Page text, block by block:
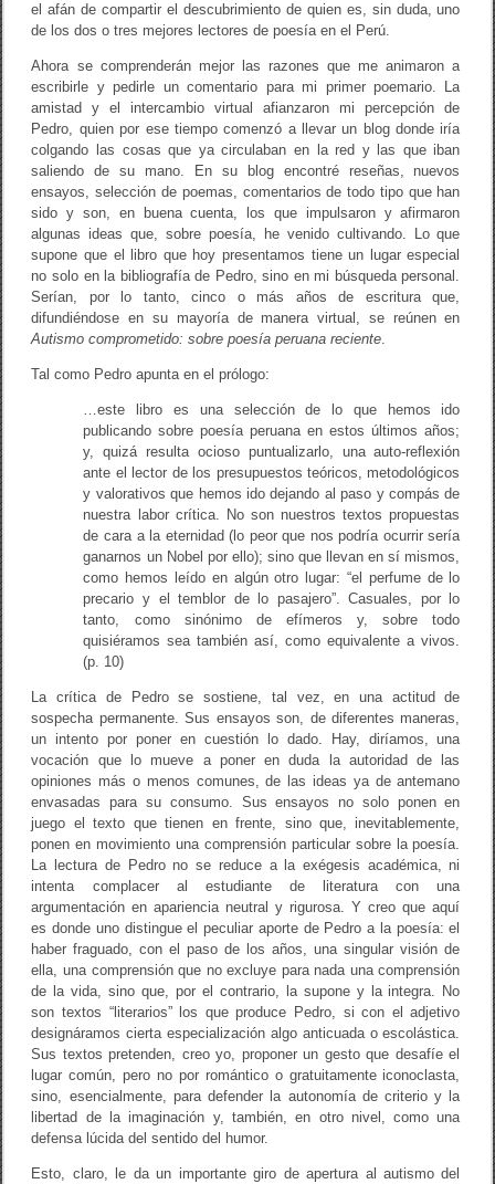
el afán de compartir el descubrimiento de quien es, sin duda, uno
de los dos o tres mejores lectores de poesía en el Perú.
Ahora se comprenderán mejor las razones que me animaron a
escribirle y pedirle un comentario para mi primer poemario. La
amistad y el intercambio virtual afianzaron mi percepción de
Pedro, quien por ese tiempo comenzó a llevar un blog donde iría
colgando las cosas que ya circulaban en la red y las que iban
saliendo de su mano. En su blog encontré reseñas, nuevos
ensayos, selección de poemas, comentarios de todo tipo que han
sido y son, en buena cuenta, los que impulsaron y afirmaron
algunas ideas que, sobre poesía, he venido cultivando. Lo que
supone que el libro que hoy presentamos tiene un lugar especial
no solo en la bibliografía de Pedro, sino en mi búsqueda personal.
Serían, por lo tanto, cinco o más años de escritura que,
difundiéndose en su mayoría de manera virtual, se reúnen en
Autismo comprometido: sobre poesía peruana reciente.
Tal como Pedro apunta en el prólogo:
…este libro es una selección de lo que hemos ido
publicando sobre poesía peruana en estos últimos años;
y, quizá resulta ocioso puntualizarlo, una auto-reflexión
ante el lector de los presupuestos teóricos, metodológicos
y valorativos que hemos ido dejando al paso y compás de
nuestra labor crítica. No son nuestros textos propuestas
de cara a la eternidad (lo peor que nos podría ocurrir sería
ganarnos un Nobel por ello); sino que llevan en sí mismos,
como hemos leído en algún otro lugar: “el perfume de lo
precario y el temblor de lo pasajero”. Casuales, por lo
tanto, como sinónimo de efímeros y, sobre todo
quisiéramos sea también así, como equivalente a vivos.
(p. 10)
La crítica de Pedro se sostiene, tal vez, en una actitud de
sospecha permanente. Sus ensayos son, de diferentes maneras,
un intento por poner en cuestión lo dado. Hay, diríamos, una
vocación que lo mueve a poner en duda la autoridad de las
opiniones más o menos comunes, de las ideas ya de antemano
envasadas para su consumo. Sus ensayos no solo ponen en
juego el texto que tienen en frente, sino que, inevitablemente,
ponen en movimiento una comprensión particular sobre la poesía.
La lectura de Pedro no se reduce a la exégesis académica, ni
intenta complacer al estudiante de literatura con una
argumentación en apariencia neutral y rigurosa. Y creo que aquí
es donde uno distingue el peculiar aporte de Pedro a la poesía: el
haber fraguado, con el paso de los años, una singular visión de
ella, una comprensión que no excluye para nada una comprensión
de la vida, sino que, por el contrario, la supone y la integra. No
son textos “literarios” los que produce Pedro, si con el adjetivo
designáramos cierta especialización algo anticuada o escolástica.
Sus textos pretenden, creo yo, proponer un gesto que desafíe el
lugar común, pero no por romántico o gratuitamente iconoclasta,
sino, esencialmente, para defender la autonomía de criterio y la
libertad de la imaginación y, también, en otro nivel, como una
defensa lúcida del sentido del humor.
Esto, claro, le da un importante giro de apertura al autismo del